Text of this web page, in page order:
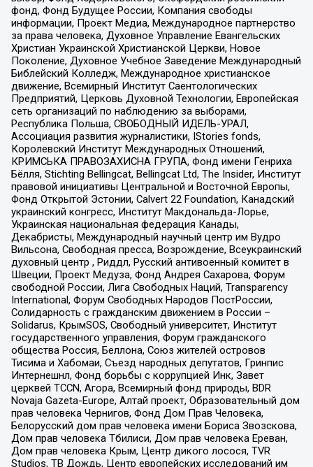
фонд, Фонд Будущее России, Компания свободы
информации, Проект Медиа, Международное партнерство
за права человека, Духовное Управление Евангельских
Христиан Украинской Христианской Церкви, Новое
Поколение, Духовное Учебное Заведение Международный
Библейский Колледж, Международное христианское
движение, Всемирный Институт Саентологических
Предприятий, Церковь Духовной Технологии, Европейская
сеть организаций по наблюдению за выборами,
Республика Польша, СВОБОДНЫЙ ИДЕЛЬ-УРАЛ,
Ассоциация развития журналистики, IStories fonds,
Королевский Институт Международных Отношений,
КРИМСЬКА ПРАВОЗАХИСНА ГРУПА, Фонд имени Генриха
Бёлля, Stichting Bellingcat, Bellingcat Ltd, The Insider, Институт
правовой инициативы Центральной и Восточной Европы,
Фонд Открытой Эстонии, Calvert 22 Foundation, Канадский
украинский конгресс, Институт Макдональда-Лорье,
Украинская национальная федерация Канады,
Декабристы, Международный научный центр им Вудро
Вильсона, Свободная пресса, Возрождение, Всеукраинский
духовный центр , Риддл, Русский антивоенный комитет в
Швеции, Проект Медуза, Фонд Андрея Сахарова, Форум
свободной России, Лига Свободных Наций, Transparеncy
International, Форум Свободных Народов ПостРоссии,
Солидарность с гражданским движением в России –
Solidarus, КрымSOS, Свободный университет, Институт
государственного управления, Форум гражданского
общества Россия, Беллона, Союз жителей островов
Тисима и Хабомаи, Съезд народных депутатов, Гринпис
Интернешнл, Фонд борьбы с коррупцией Инк, Завет
церквей TCCN, Агора, Всемирный фонд природы, BDR
Novaja Gazeta-Europe, Алтай проект, Образовательный дом
прав человека Чернигов, Фонд Дом Прав Человека,
Белорусский дом прав человека имени Бориса Звозскова,
Дом прав человека Тбилиси, Дом прав человека Ереван,
Дом прав человека Крым, Центр дикого лосося, TVR
Studios, ТВ Дождь, Центр европейских исследований им